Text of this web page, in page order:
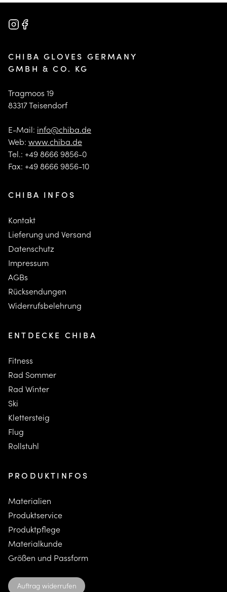
Mehr erfahren
CHIBA GLOVES GERMANY
GMBH & CO. KG
Tragmoos 19
83317 Teisendorf
E-Mail: info@chiba.de
Web: www.chiba.de
Tel.: +49 8666 9856-0
Fax: +49 8666 9856-10
CHIBA INFOS
Kontakt
Lieferung und Versand
Datenschutz
Impressum
AGBs
Rücksendungen
Widerrufsbelehrung
ENTDECKE CHIBA
Fitness
Rad Sommer
Rad Winter
Ski
Klettersteig
Flug
Rollstuhl
PRODUKTINFOS
Materialien
Produktservice
Produktpflege
Materialkunde
Größen und Passform
Auftrag widerrufen